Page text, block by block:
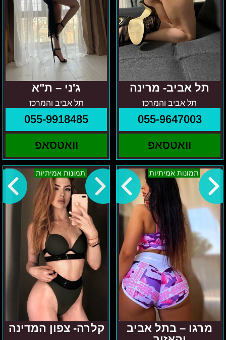
תל אביב- מרינה
תל אביב והמרכז
055-9647003
וואטסאפ
ג'ני – ת"א
תל אביב והמרכז
055-9918485
וואטסאפ
תמונות אמיתיות
מרגו – בתל אביב
מרגו
–
אביב
והאזור
תמונות אמיתיות
קלרה- צפון המדינה
קלרה-
צפון
המדינה